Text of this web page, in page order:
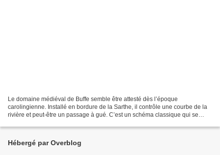
Le domaine médiéval de Buffe semble être attesté dès l’époque
carolingienne. Installé en bordure de la Sarthe, il contrôle une courbe de la
rivière et peut-être un passage à gué. C’est un schéma classique qui se
Hébergé par Overblog